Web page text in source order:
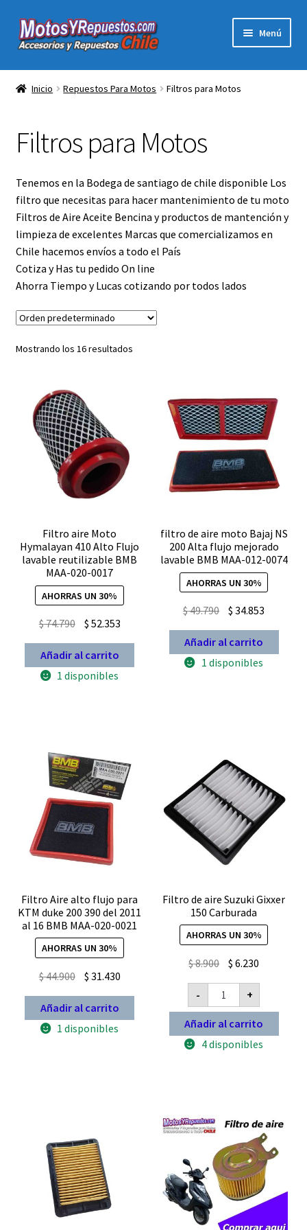
Ir
a
Ir
al
Menú
Acc y Rep Motocross Enduro
Repuestos Para Motos
Filtros para Motos
Herramientas Para Taller
Ropa para Motociclistas
Tienda Física Motosyrepuestos
FAQ Preguntas Frecuentes
Inicio Repuestos Para Motos Filtros para Motos
Filtros para Motos
Tenemos en la Bodega de santiago de chile disponible Los
filtro que necesitas para hacer mantenimiento de tu moto
Filtros de Aire Aceite Bencina y productos de mantención y
limpieza de excelentes Marcas que comercializamos en
Chile hacemos envíos a todo el País
Cotiza y Has tu pedido On line
Ahorra Tiempo y Lucas cotizando por todos lados
Mostrando los 16 resultados
Filtro aire Moto
Hymalayan 410 Alto Flujo
lavable reutilizable BMB
MAA-020-0017
AHORRAS UN 30%
$74.790 El
precio
original
era:
$ 52.353El
precio
Añadir al carrito
1 disponibles
filtro de aire moto Bajaj NS
200 Alta flujo mejorado
lavable BMB MAA-012-0074
AHORRAS UN 30%
$49.790 El
precio
original
era:
$ 34.853
precio
Añadir al carrito
1 disponibles
Filtro Aire alto flujo para
KTM duke 200 390 del 2011
al 16 BMB MAA-020-0021
AHORRAS UN 30%
$44.900 El
original
era:
$ 31.430El
Añadir al carrito
1 disponibles
Filtro de aire Suzuki Gixxer
150 Carburada
AHORRAS UN 30%
$8.900 El
original
era:
$ 8.900.
$ 6.230
es:
$ 6.230.
-
Filtro
aire
Suzuki
Gixxer
150
Carburada
+
Añadir al carrito
4 disponibles